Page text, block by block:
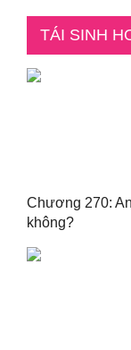
TÁI SINH
Chương 270:
không?